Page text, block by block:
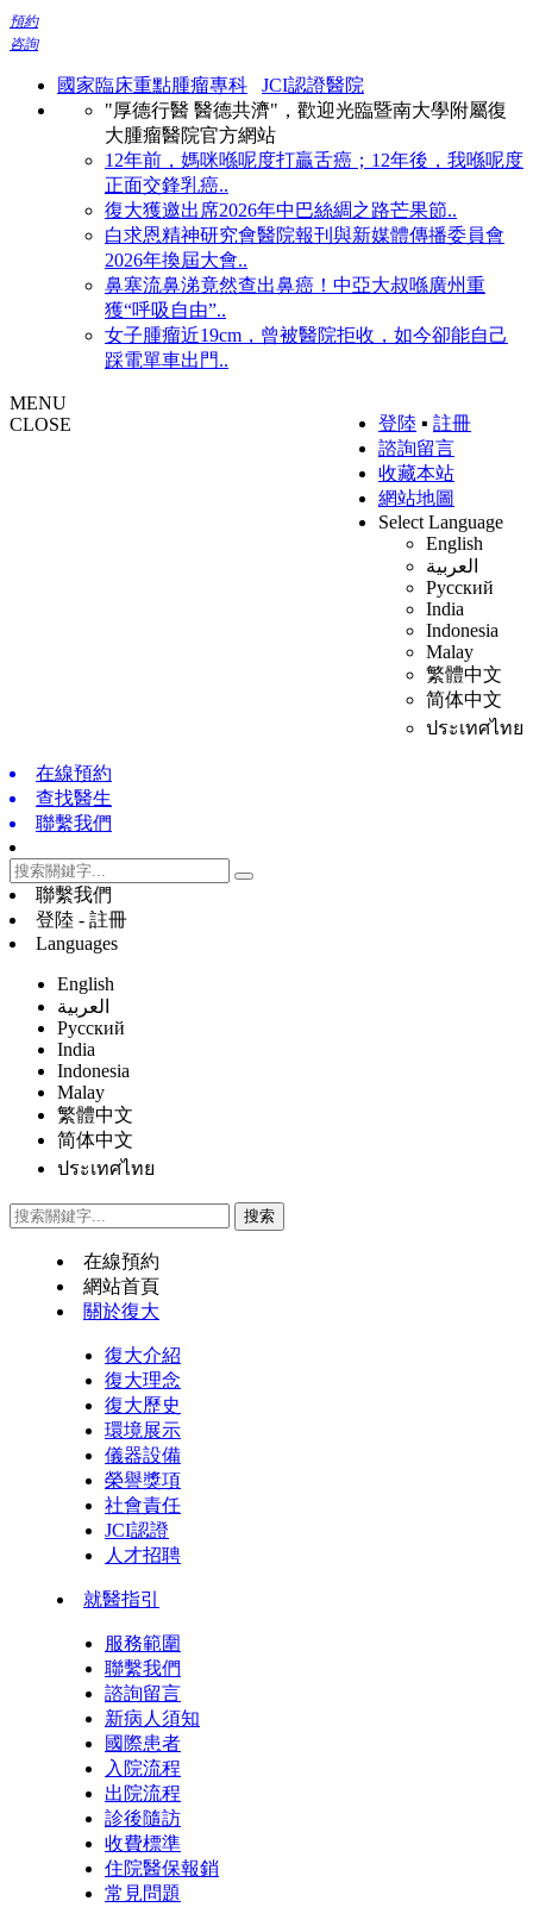
預約
咨詢
國家臨床重點腫瘤專科
JCI認證醫院
"厚德行醫 醫德共濟"，歡迎光臨暨南大學附屬復
大腫瘤醫院官方網站
12年前，媽咪喺呢度打贏舌癌；12年後，我喺呢度
正面交鋒乳癌..
復大獲邀出席2026年中巴絲綢之路芒果節..
白求恩精神研究會醫院報刊與新媒體傳播委員會
2026年換屆大會..
鼻塞流鼻涕竟然查出鼻癌！中亞大叔喺廣州重
獲“呼吸自由”..
女子腫瘤近19cm，曾被醫院拒收，如今卻能自己
踩電單車出門..
登陸 ▪ 註冊
諮詢留言
收藏本站
網站地圖
Select Language
English
العربية
Русский
India
Indonesia
Malay
繁體中文
简体中文
ประเทศไทย
MENU
CLOSE
在線預約
查找醫生
聯繫我們
聯繫我們
登陸 - 註冊
Languages
English
العربية
Русский
India
Indonesia
Malay
繁體中文
简体中文
ประเทศไทย
在線預約
網站首頁
關於復大
復大介紹
復大理念
復大歷史
環境展示
儀器設備
榮譽獎項
社會責任
JCI認證
人才招聘
就醫指引
服務範圍
聯繫我們
諮詢留言
新病人須知
國際患者
入院流程
出院流程
診後隨訪
收費標準
住院醫保報銷
常見問題